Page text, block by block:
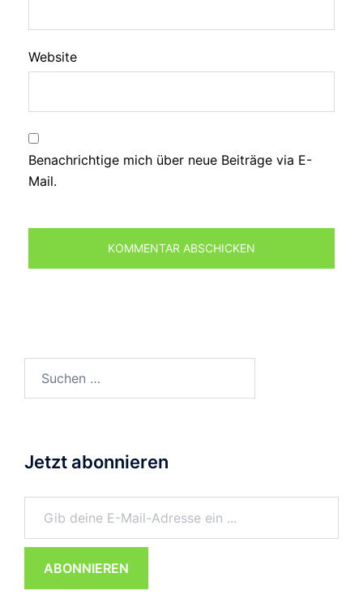
Website
Benachrichtige mich über neue Beiträge via E-
Mail.
Jetzt abonnieren
Gib deine E-Mail-Adresse ein ...
ABONNIEREN